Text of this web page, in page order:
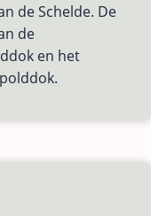
de Schelde. De
de
en het